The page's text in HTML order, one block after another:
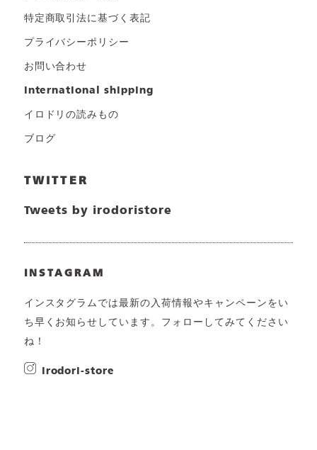
特定商取引法に基づく表記
プライバシーポリシー
お問い合わせ
international shipping
イロドリの読みもの
ブログ
TWITTER
Tweets by irodoristore
INSTAGRAM
インスタグラムでは最新の入荷情報やキャンペーンをい
ち早くお知らせしています。フォローしてみてください
ね！
irodori-store